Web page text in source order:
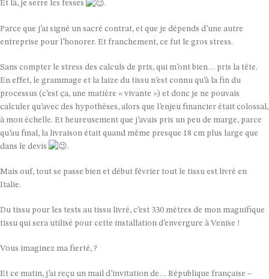
Et là, je serre les fesses .
Parce que j’ai signé un sacré contrat, et que je dépends d’une autre
entreprise pour l’honorer. Et franchement, ce fut le gros stress.
Sans compter le stress des calculs de prix, qui m’ont bien… pris la tête.
En effet, le grammage et la laize du tissu n’est connu qu’à la fin du
processus (c’est ça, une matière « vivante ») et donc je ne pouvais
calculer qu’avec des hypothèses, alors que l’enjeu financier était colossal,
à mon échelle. Et heureusement que j’avais pris un peu de marge, parce
qu’au final, la livraison était quand même presque 18 cm plus large que
dans le devis
.
Mais ouf, tout se passe bien et début février tout le tissu est livré en
Italie.
Du tissu pour les tests au tissu livré, c’est 330 mètres de mon magnifique
tissu qui sera utilisé pour cette installation d’envergure à Venise !
Vous imaginez ma fierté, ?
Et ce matin, j’ai reçu un mail d’invitation de… République française –